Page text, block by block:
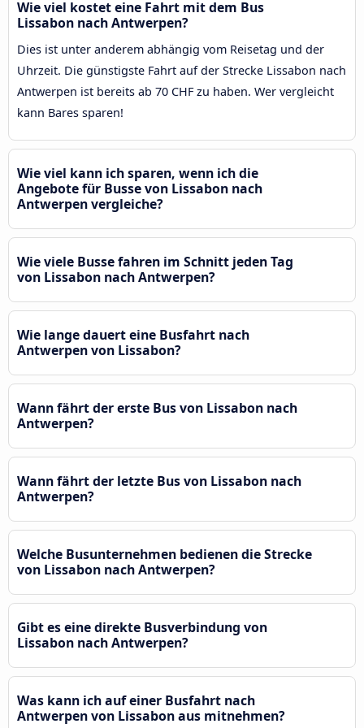
Wie viel kostet eine Fahrt mit dem Bus
Lissabon nach Antwerpen?
Dies ist unter anderem abhängig vom Reisetag und der
Uhrzeit. Die günstigste Fahrt auf der Strecke Lissabon nach
Antwerpen ist bereits ab 70 CHF zu haben. Wer vergleicht
kann Bares sparen!
Wie viel kann ich sparen, wenn ich die
Angebote für Busse von Lissabon nach
Antwerpen vergleiche?
Wie viele Busse fahren im Schnitt jeden Tag
von Lissabon nach Antwerpen?
Wie lange dauert eine Busfahrt nach
Antwerpen von Lissabon?
Wann fährt der erste Bus von Lissabon nach
Antwerpen?
Wann fährt der letzte Bus von Lissabon nach
Antwerpen?
Welche Busunternehmen bedienen die Strecke
von Lissabon nach Antwerpen?
Gibt es eine direkte Busverbindung von
Lissabon nach Antwerpen?
Was kann ich auf einer Busfahrt nach
Antwerpen von Lissabon aus mitnehmen?